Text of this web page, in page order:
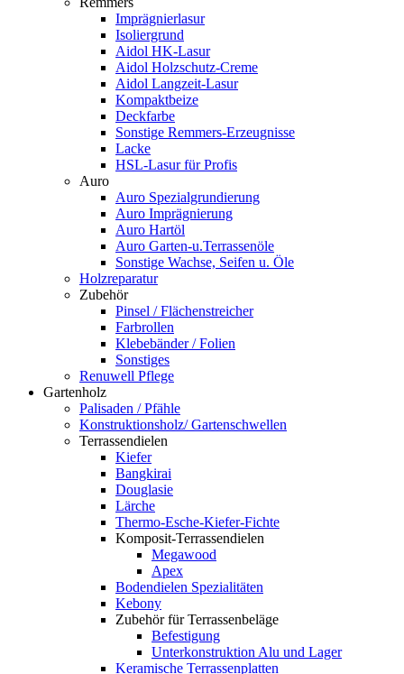
Imprägnierlasur
Isoliergrund
Aidol HK-Lasur
Aidol Holzschutz-Creme
Aidol Langzeit-Lasur
Kompaktbeize
Deckfarbe
Sonstige Remmers-Erzeugnisse
Lacke
HSL-Lasur für Profis
Auro
Auro Spezialgrundierung
Auro Imprägnierung
Auro Hartöl
Auro Garten-u.Terrassenöle
Sonstige Wachse, Seifen u. Öle
Holzreparatur
Zubehör
Pinsel / Flächenstreicher
Farbrollen
Klebebänder / Folien
Sonstiges
Renuwell Pflege
Gartenholz
Palisaden / Pfähle
Konstruktionsholz/ Gartenschwellen
Terrassendielen
Kiefer
Bangkirai
Douglasie
Lärche
Thermo-Esche-Kiefer-Fichte
Komposit-Terrassendielen
Megawood
Apex
Bodendielen Spezialitäten
Kebony
Zubehör für Terrassenbeläge
Befestigung
Unterkonstruktion Alu und Lager
Keramische Terrassenplatten